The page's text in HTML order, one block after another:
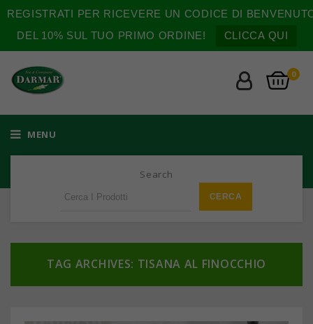
REGISTRATI PER RICEVERE UN CODICE DI
DEL 10% SUL TUO PRIMO ORDINE!
CLICCA QUI
0
MENU
Search
TAG ARCHIVES: TISANA AL FINOCCHIO